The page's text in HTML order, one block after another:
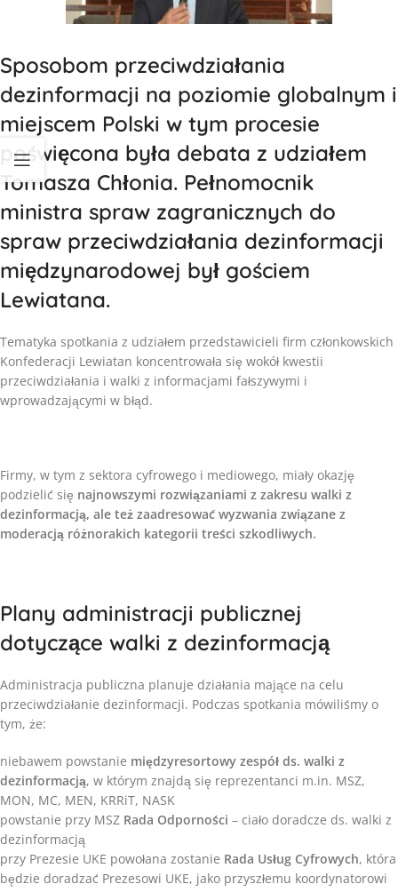
Sposobom przeciwdziałania
dezinformacji na poziomie globalnym i
miejscem Polski w tym procesie
poświęcona była debata z udziałem
Tomasza Chłonia. Pełnomocnik
ministra spraw zagranicznych do
spraw przeciwdziałania dezinformacji
międzynarodowej był gościem
Lewiatana.
Tematyka spotkania z udziałem przedstawicieli firm członkowskich
Konfederacji Lewiatan koncentrowała się wokół kwestii
przeciwdziałania i walki z informacjami fałszywymi i
wprowadzającymi w błąd.
Firmy, w tym z sektora cyfrowego i mediowego, miały okazję
podzielić się najnowszymi rozwiązaniami z zakresu walki z
dezinformacją, ale też zaadresować wyzwania związane z
moderacją różnorakich kategorii treści szkodliwych.
Plany administracji publicznej
dotyczące walki z dezinformacją
Administracja publiczna planuje działania mające na celu
przeciwdziałanie dezinformacji. Podczas spotkania mówiliśmy o
tym, że:
niebawem powstanie międzyresortowy zespół ds. walki z
dezinformacją, w którym znajdą się reprezentanci m.in. MSZ,
MON, MC, MEN, KRRiT, NASK
powstanie przy MSZ Rada Odporności – ciało doradcze ds. walki z
dezinformacją
przy Prezesie UKE powołana zostanie Rada Usług Cyfrowych, która
będzie doradzać Prezesowi UKE, jako przyszłemu koordynatorowi